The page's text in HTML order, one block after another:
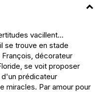
vacillent...
se trouve en stade
décorateur
se voit proposer
prédicateur
miracles. Par amour pour